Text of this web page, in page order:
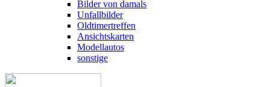
Bilder von damals
Unfallbilder
Oldtimertreffen
Ansichtskarten
Modellautos
sonstige